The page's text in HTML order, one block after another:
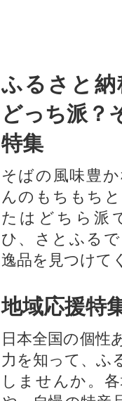
ふるさと
どっち派？
特集
そばの風味豊
んのもちもち
たはどちら派
ひ、さとふる
逸品を見つけて
地域応援特
日本全国の個性
力を知って、ふ
しませんか。